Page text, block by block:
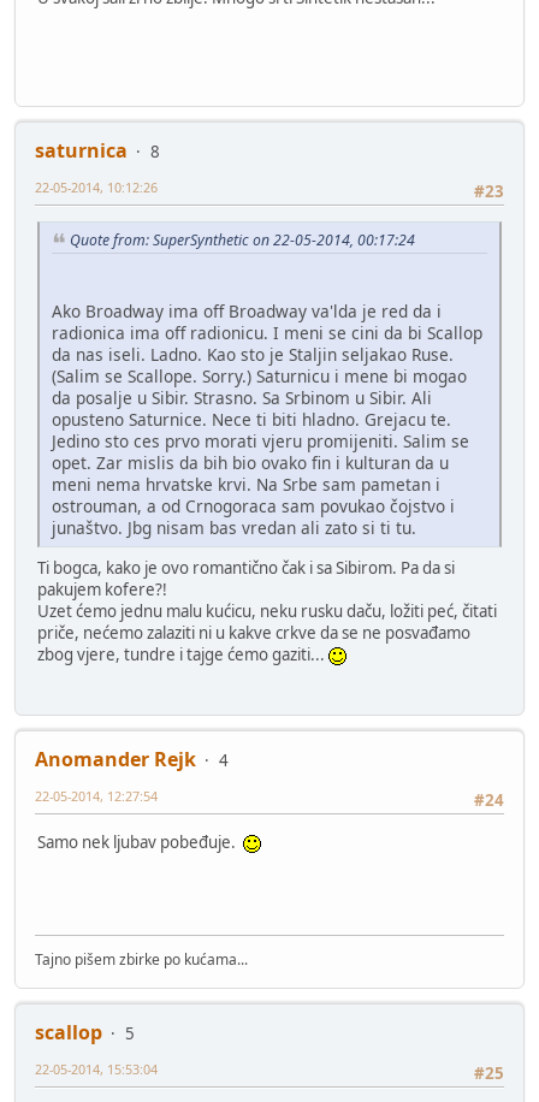
saturnica
8
#23
22-05-2014, 10:12:26
Quote from: SuperSynthetic on 22-05-2014, 00:17:24
Ako Broadway ima off Broadway va'lda je red da i
radionica ima off radionicu. I meni se cini da bi Scallop
da nas iseli. Ladno. Kao sto je Staljin seljakao Ruse.
(Salim se Scallope. Sorry.) Saturnicu i mene bi mogao
da posalje u Sibir. Strasno. Sa Srbinom u Sibir. Ali
opusteno Saturnice. Nece ti biti hladno. Grejacu te.
Jedino sto ces prvo morati vjeru promijeniti. Salim se
opet. Zar mislis da bih bio ovako fin i kulturan da u
meni nema hrvatske krvi. Na Srbe sam pametan i
ostrouman, a od Crnogoraca sam povukao čojstvo i
junaštvo. Jbg nisam bas vredan ali zato si ti tu.
Ti bogca, kako je ovo romantično čak i sa Sibirom. Pa da si
pakujem kofere?!
Uzet ćemo jednu malu kućicu, neku rusku daču, ložiti peć, čitati
priče, nećemo zalaziti ni u kakve crkve da se ne posvađamo
zbog vjere, tundre i tajge ćemo gaziti...
Anomander Rejk
4
#24
22-05-2014, 12:27:54
Samo nek ljubav pobeđuje.
Tajno pišem zbirke po kućama...
scallop
5
#25
22-05-2014, 15:53:04